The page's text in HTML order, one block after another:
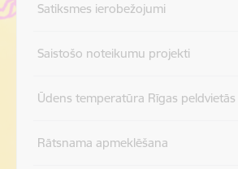
Satiksmes ierobežojumi
Saistošo noteikumu projekti
Ūdens temperatūra Rīgas peldvietās
Rātsnama apmeklēšana